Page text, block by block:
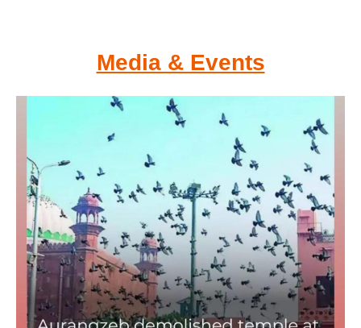
Media & Events